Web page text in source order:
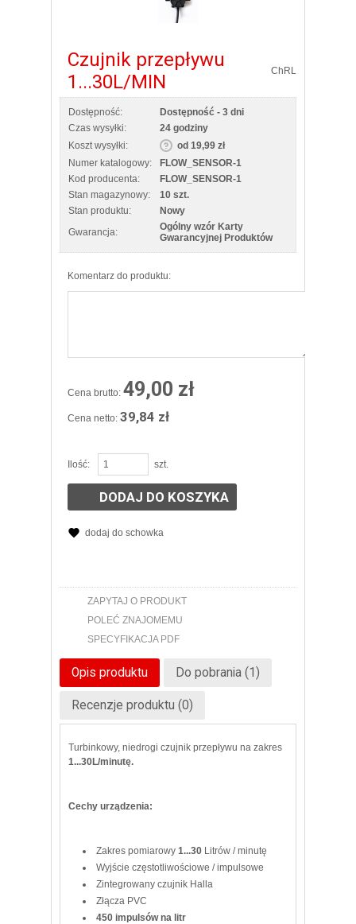
Czujnik przepływu
1...30L/MIN
ChRL
Dostępność:
Dostępność - 3 dni
Czas wysyłki:
24 godziny
Koszt wysyłki:
od 19,99 zł
Numer katalogowy:
FLOW_SENSOR-1
Kod producenta:
FLOW_SENSOR-1
Stan magazynowy:
10 szt.
Stan produktu:
Nowy
Gwarancja:
Ogólny wzór Karty
Gwarancyjnej Produktów
Komentarz do produktu:
Cena brutto: 49,00 zł
Cena netto: 39,84 zł
Ilość: szt.
DODAJ DO KOSZYKA
dodaj do schowka
ZAPYTAJ O PRODUKT
POLEĆ ZNAJOMEMU
SPECYFIKACJA PDF
Opis produktu Do pobrania (1)
Recenzje produktu (0)
Turbinkowy, niedrogi czujnik przepływu na zakres
1...30L/minutę.
Cechy urządzenia:
Zakres pomiarowy 1...30 Litrów / minutę
Wyjście częstotliwościowe / impulsowe
Zintegrowany czujnik Halla
Złącza PVC
450 impulsów na litr